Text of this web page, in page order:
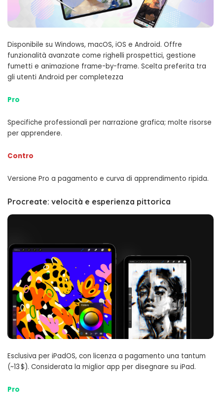
Disponibile su Windows, macOS, iOS e Android. Offre
funzionalità avanzate come righelli prospettici, gestione
fumetti e animazione frame-by-frame. Scelta preferita tra
gli utenti Android per completezza
Pro
Specifiche professionali per narrazione grafica; molte risorse
per apprendere.
Contro
Versione Pro a pagamento e curva di apprendimento ripida.
Procreate: velocità e esperienza pittorica
Esclusiva per iPadOS, con licenza a pagamento una tantum
(~13 $). Considerata la miglior app per disegnare su iPad.
Pro